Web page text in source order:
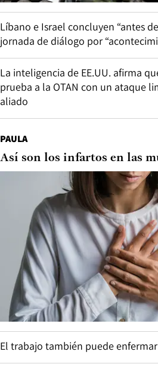
Líbano e Israel concluyen “antes
jornada de diálogo por
La inteligencia de EE.UU. afirma
prueba a la OTAN con un ataque
aliado
PAULA
Así son los infartos en las
El trabajo también puede